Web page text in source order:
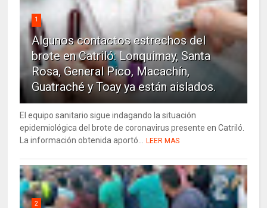
1
Algunos contactos estrechos del
brote en Catriló: Lonquimay, Santa
Rosa, General Pico, Macachín,
Guatraché y Toay ya están aislados.
El equipo sanitario sigue indagando la situación
epidemiológica del brote de coronavirus presente en Catriló.
La información obtenida aportó...
LEER MAS
2